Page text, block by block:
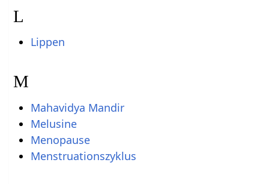
L
Lippen
M
Mahavidya Mandir
Melusine
Menopause
Menstruationszyklus